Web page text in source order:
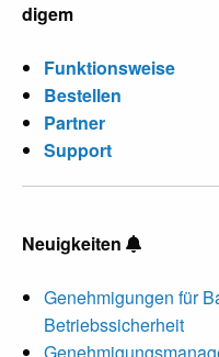
digem
Funktionsweise
Bestellen
Partner
Support
Neuigkeiten
Genehmigungen für
Betriebssicherheit